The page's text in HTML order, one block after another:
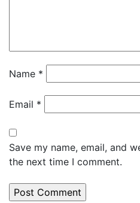
Name *
Email *
Save my name, email, and
the next time I comment.